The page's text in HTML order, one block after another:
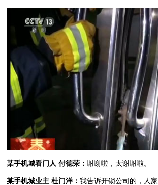
某手机城看门人 付德荣：谢谢啦，太谢谢啦。
某手机城业主 杜门洋：我告诉开锁公司的，人